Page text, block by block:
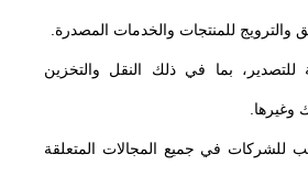
والترويج للمنتجات والخدمات المصدرة.
للتصدير، بما في ذلك النقل والتخزين
وغيرها.
للشركات في جميع المجالات المتعلقة